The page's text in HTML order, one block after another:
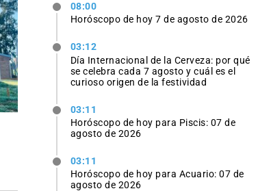
08:00
Horóscopo de hoy 7 de agosto de 2026
03:12
Día Internacional de la Cerveza: por qué
se celebra cada 7 agosto y cuál es el
curioso origen de la festividad
03:11
Horóscopo de hoy para Piscis: 07 de
agosto de 2026
03:11
Horóscopo de hoy para Acuario: 07 de
agosto de 2026